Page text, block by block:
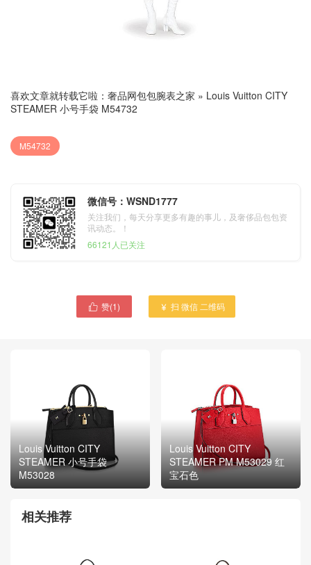
喜欢文章就转载它啦： 奢品网包包腕表之家 » Louis Vuitton CITY
STEAMER 小号手袋 M54732
M54732
微信号：WSND1777
关注我们，每天分享更多有趣的事儿，及奢侈品包包资
讯动态。！
66121人已关注
 赞(1)  扫 微信 二维码
Louis Vuitton CITY
STEAMER 小号手袋
M53028
Louis Vuitton CITY
STEAMER PM M53029 红
宝石色
相关推荐